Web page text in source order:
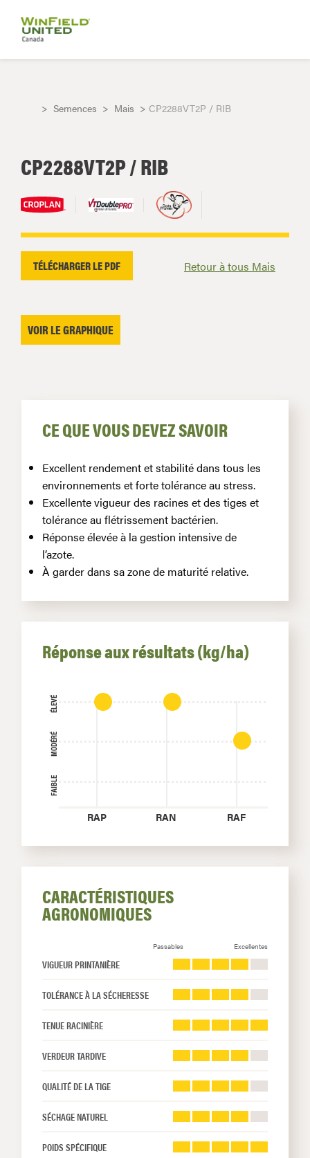
Semences Mais CP2288VT2P / RIB
CP2288VT2P / RIB
TÉLÉCHARGER LE PDF Retour à tous Mais
VOIR LE GRAPHIQUE
CE QUE VOUS DEVEZ SAVOIR
Excellent rendement et stabilité dans tous les
environnements et forte tolérance au stress.
Excellente vigueur des racines et des tiges et
tolérance au flétrissement bactérien.
Réponse élevée à la gestion intensive de
l’azote.
À garder dans sa zone de maturité relative.
Réponse aux résultats (kg/ha)
FAIBLE
MODÉRÉ
ÉLEVÉ
RAP RAN RAF
CARACTÉRISTIQUES
AGRONOMIQUES
Passables Excellentes
VIGUEUR PRINTANIÈRE
TOLÉRANCE À LA SÉCHERESSE
TENUE RACINIÈRE
VERDEUR TARDIVE
QUALITÉ DE LA TIGE
SÉCHAGE NATUREL
POIDS SPÉCIFIQUE